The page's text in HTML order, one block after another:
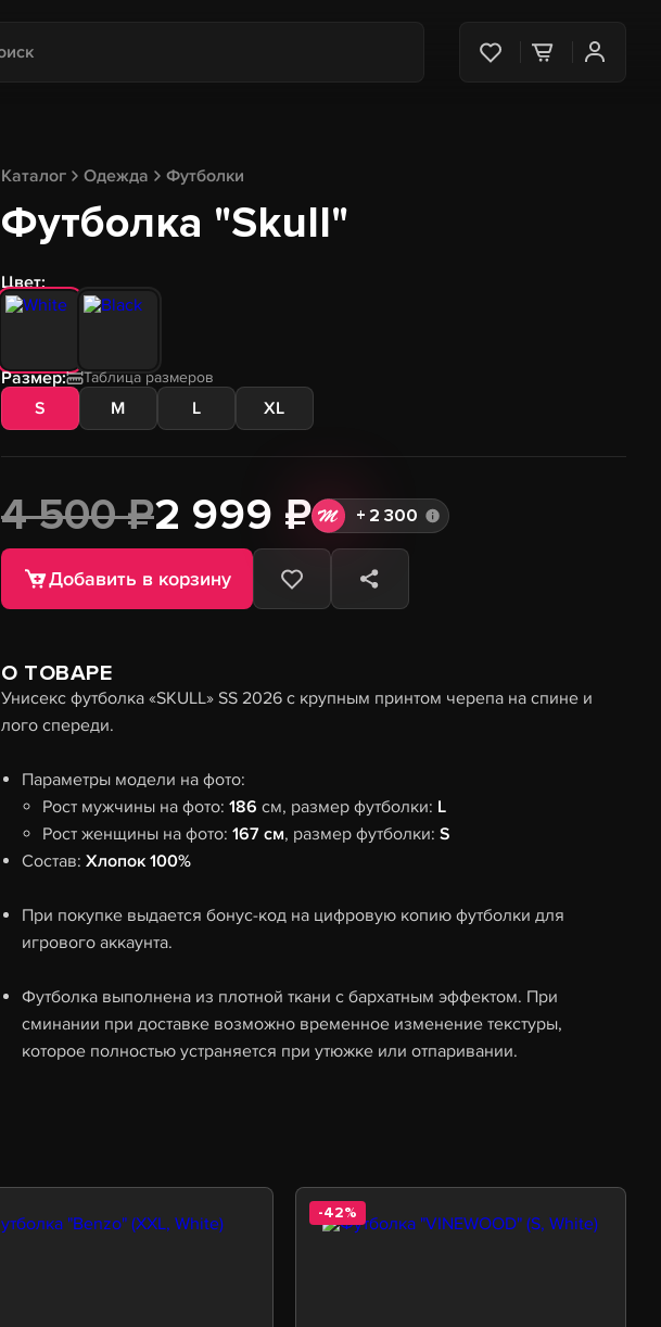
Каталог Одежда Футболки
Футболка "Skull"
Цвет:
Размер: Таблица размеров
S M L XL
4 500 ₽2 999 ₽ + 2 300
Добавить в корзину
О ТОВАРЕ
Унисекс футболка «SKULL» SS 2026 с крупным принтом черепа на спине и
лого спереди.
Параметры модели на фото:
Рост мужчины на фото:186 см, размер футболки: L
Рост женщины на фото:167 см, размер футболки:S
Состав:Хлопок 100%
При покупке выдается бонус-код на цифровую копию футболки для
игрового аккаунта.
Футболка выполнена из плотной ткани с бархатным эффектом. При
сминании при доставке возможно временное изменение текстуры,
которое полностью устраняется при утюжке или отпаривании.
-42%